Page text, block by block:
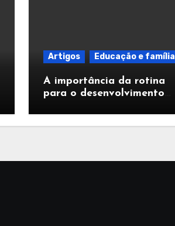
Artigos Educação e família
A importância da rotina
para o desenvolvimento
e Fé